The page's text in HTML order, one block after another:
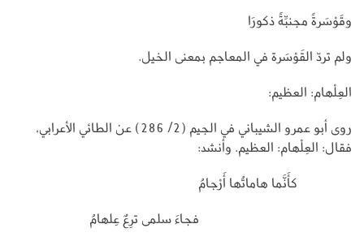
وقَوْسَرةً مجنبِّةً ذكورَا
ولم تردّ القَوْسَرة في المعاجم بمعنى الخيل.
العِلْهام: العظيم:
روى أبو عمرو الشيباني في الجيم (2/ 286) عن الطائي الأعرابي،
فقال: العِلْهام: العظيم. وأنشد:
كأَنَّما هاماتُها أَرْجامُ
فجاءَ سلمى ترِعٌ عِلهامُ